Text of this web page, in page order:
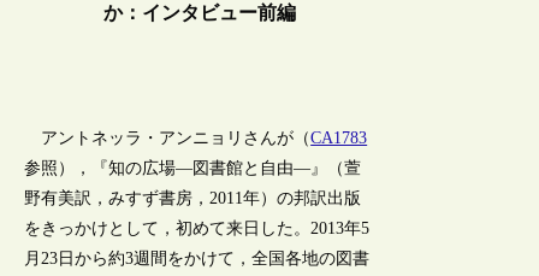
か：インタビュー前編
アントネッラ・アンニョリさんが（CA1783
参照），『知の広場―図書館と自由―』（萱
野有美訳，みすず書房，2011年）の邦訳出版
をきっかけとして，初めて来日した。2013年5
月23日から約3週間をかけて，全国各地の図書